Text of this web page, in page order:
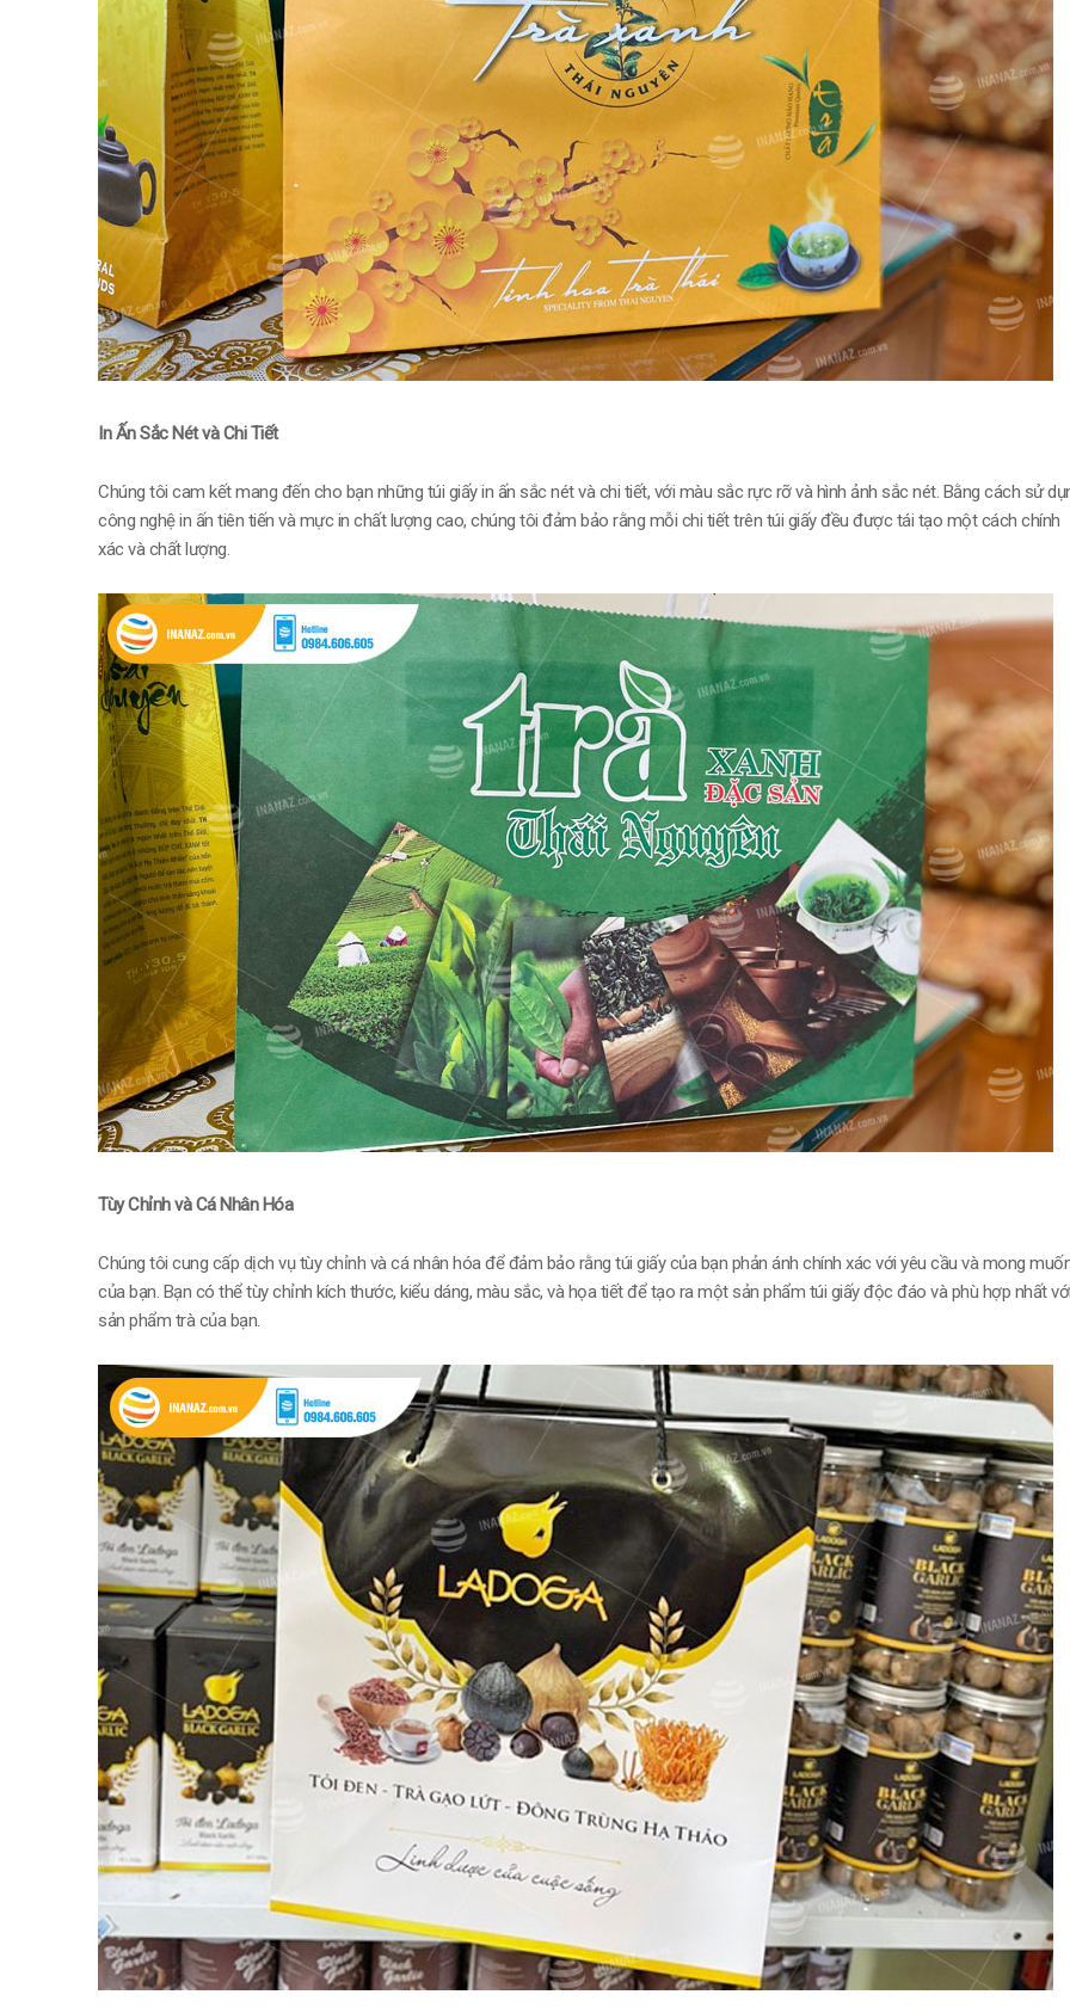
In Ấn Sắc Nét và Chi Tiết
Chúng tôi cam kết mang đến cho bạn những túi giấy in ấn sắc nét và chi tiết, với màu sắc rực rỡ và hình ảnh sắc nét. Bằng cách sử
công nghệ in ấn tiên tiến và mực in chất lượng cao, chúng tôi đảm bảo rằng mỗi chi tiết trên túi giấy đều được tái tạo một cách chính
xác và chất lượng.
Tùy Chỉnh và Cá Nhân Hóa
Chúng tôi cung cấp dịch vụ tùy chỉnh và cá nhân hóa để đảm bảo rằng túi giấy của bạn phản ánh chính xác với yêu cầu và mong
của bạn. Bạn có thể tùy chỉnh kích thước, kiểu dáng, màu sắc, và họa tiết để tạo ra một sản phẩm túi giấy độc đáo và phù hợp nhất
sản phẩm trà của bạn.